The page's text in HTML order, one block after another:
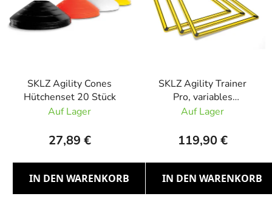
SKLZ Agility Cones
Hütchenset 20 Stück
Auf Lager
27,89 €
IN DEN WARENKORB
SKLZ Agility Trainer
Pro, variables
Koordinationsleiter-Set
Auf Lager
119,90 €
IN DEN WARENKORB